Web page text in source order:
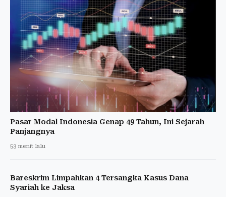
Pasar Modal Indonesia Genap 49 Tahun, Ini Sejarah
Panjangnya
53 menit lalu
Bareskrim Limpahkan 4 Tersangka Kasus Dana
Syariah ke Jaksa